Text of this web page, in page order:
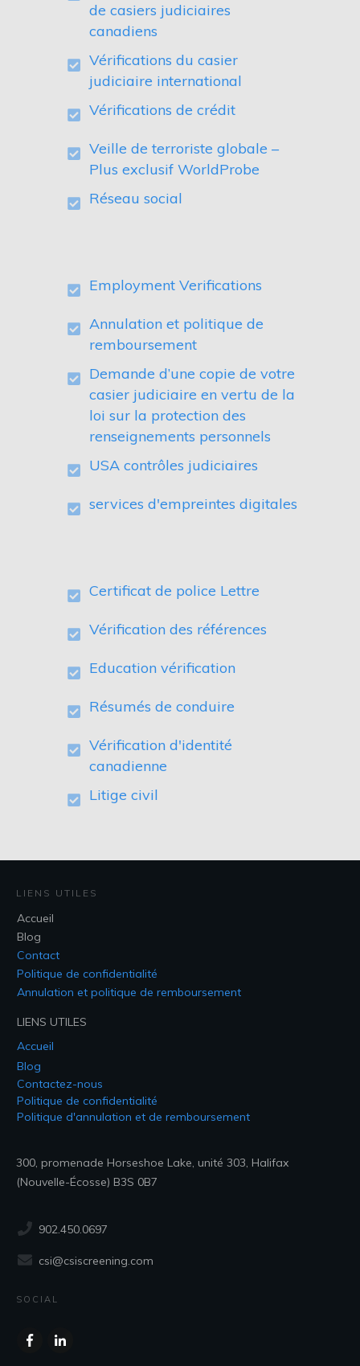
de casiers judiciaires
canadiens
Vérifications du casier
judiciaire international
Vérifications de crédit
Veille de terroriste globale –
Plus exclusif WorldProbe
Réseau social
Employment Verifications
Annulation et politique de
remboursement
Demande d’une copie de votre
casier judiciaire en vertu de la
loi sur la protection des
renseignements personnels
USA contrôles judiciaires
services d'empreintes digitales
Certificat de police Lettre
Vérification des références
Education vérification
Résumés de conduire
Vérification d'identité
canadienne
Litige civil
LIENS UTILES
Accueil
Blog
Contact
Politique de confidentialité
Annulation et politique de remboursement
LIENS UTILES
Accueil
Blog
Contactez-nous
Politique de confidentialité
Politique d'annulation et de remboursement
300, promenade Horseshoe Lake, unité 303, Halifax
(Nouvelle-Écosse) B3S 0B7
902.450.0697
csi@csiscreening.com
SOCIAL